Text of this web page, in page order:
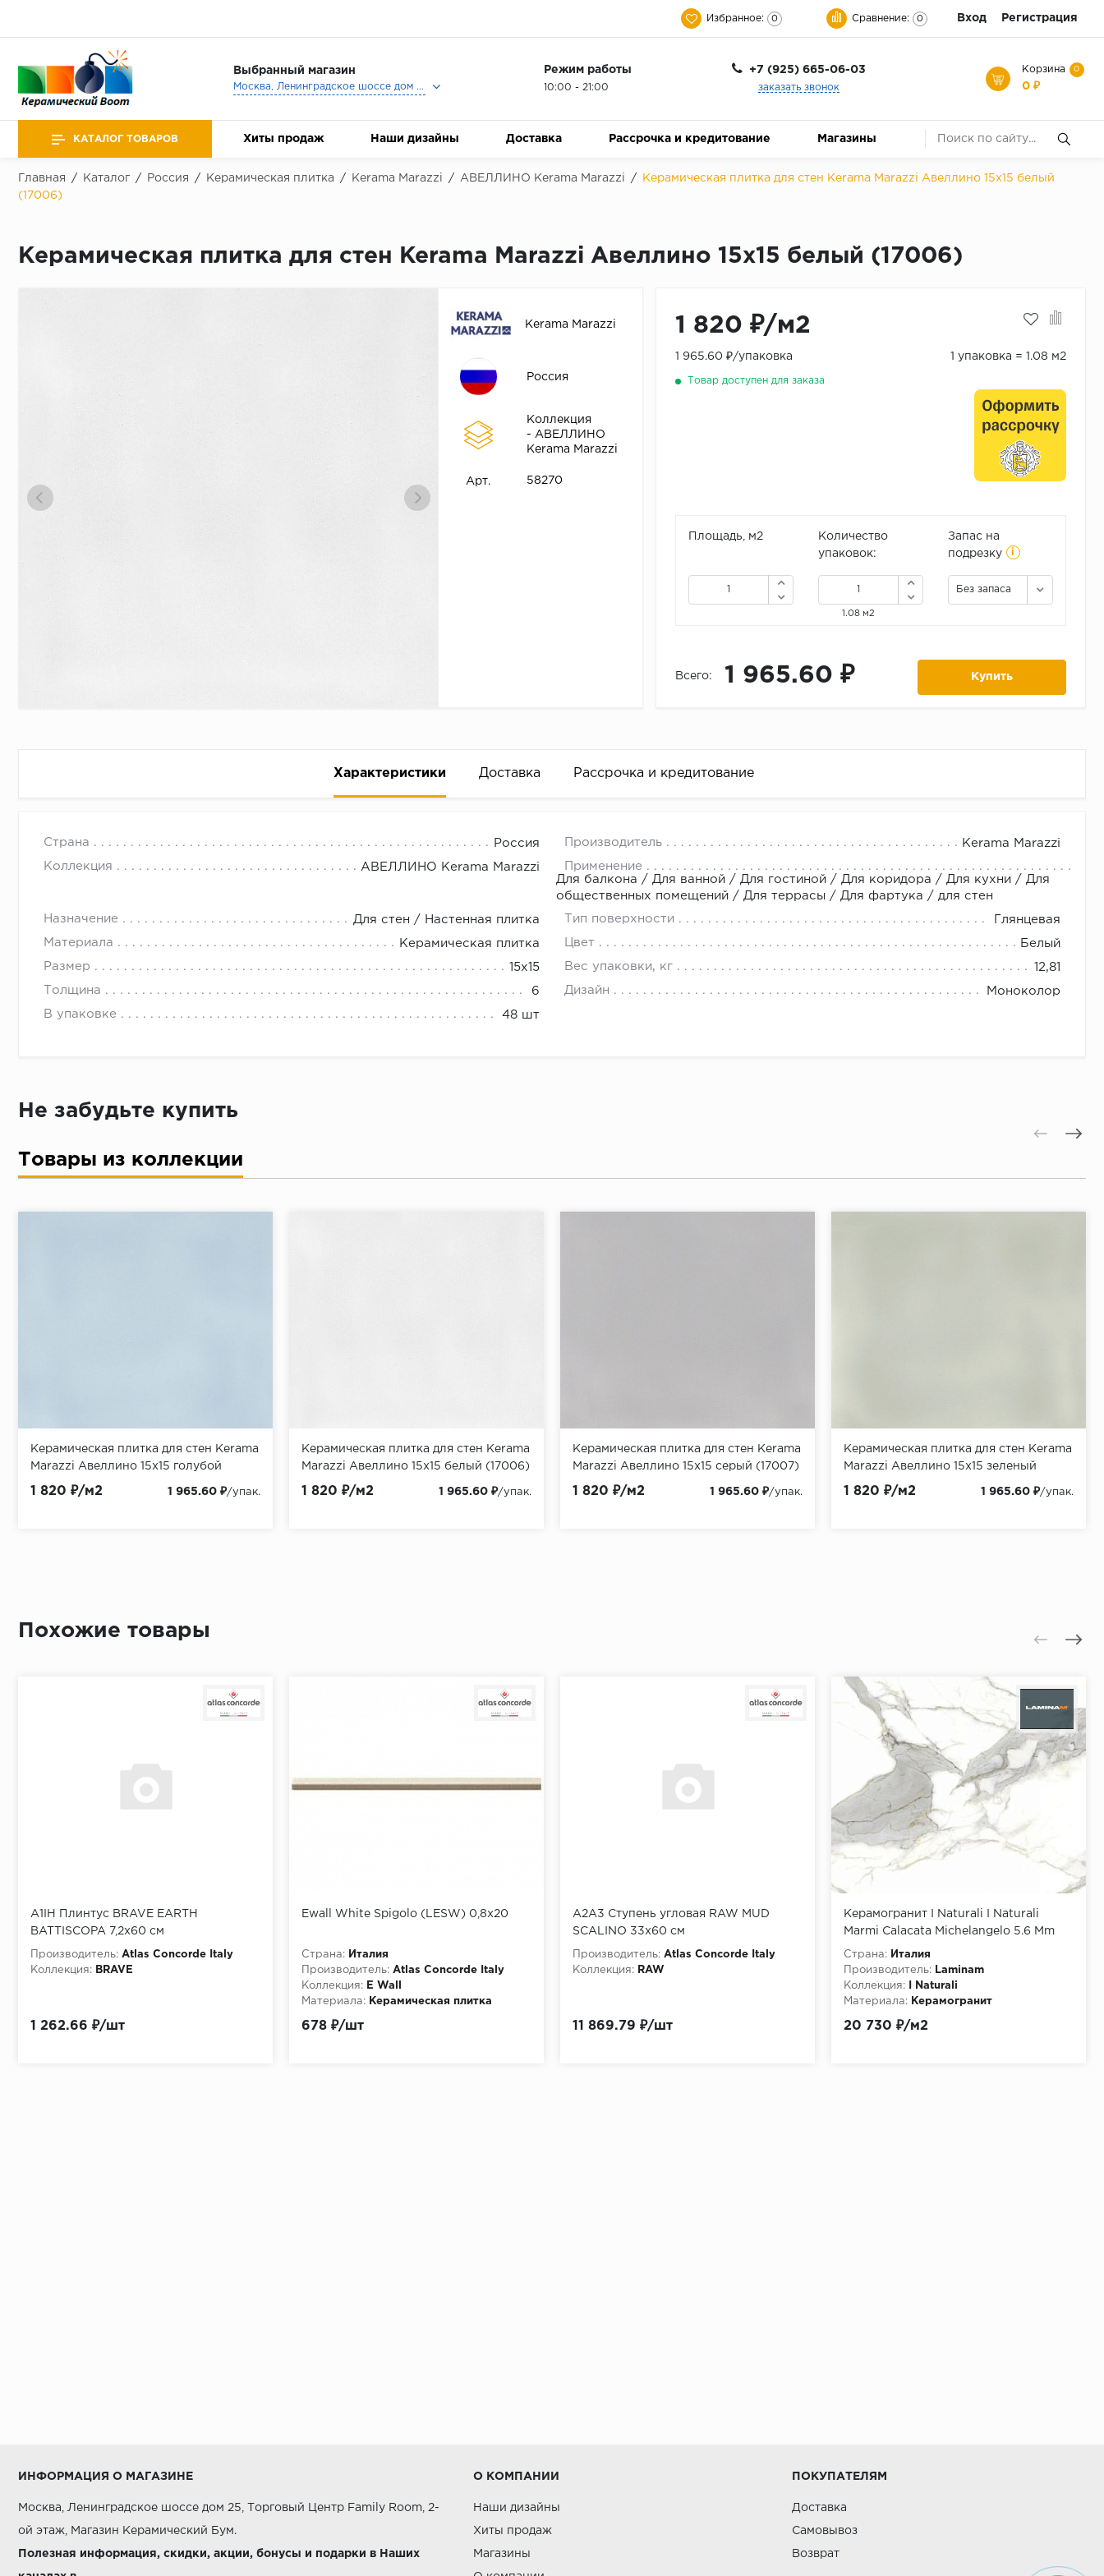
Избранное: 0 Сравнение: 0 Вход Регистрация
Выбранный магазин
Москва, Ленинградское шоссе дом 25, Торговый Центр Family Room, 2-ой этаж, Магазин Керамический Бум.
Режим работы
10:00 - 21:00
+7 (925) 665-06-03
заказать звонок
Корзина 0
0 ₽
КАТАЛОГ ТОВАРОВ Хиты продаж Наши дизайны Доставка Рассрочка и кредитование Магазины
Главная / Каталог / Россия / Керамическая плитка / Kerama Marazzi / АВЕЛЛИНО Kerama Marazzi /
Керамическая плитка для стен Kerama Marazzi Авеллино 15x15 белый
(17006)
Керамическая плитка для стен Kerama Marazzi Авеллино 15x15 белый (17006)
Kerama Marazzi
Россия
Коллекция
- АВЕЛЛИНО
Kerama Marazzi
Арт. 58270
1 820 ₽/м2
1 965.60 ₽/упаковка 1 упаковка = 1.08 м2
Товар доступен для заказа
Площадь, м2
Количество
упаковок:
1.08 м2
Запас на
подрезку
i
Без запаса
Всего: 1 965.60 ₽ Купить
Характеристики Доставка Рассрочка и кредитование
Страна Россия Производитель Kerama Marazzi
Коллекция АВЕЛЛИНО Kerama Marazzi
Применение
Для балкона / Для ванной / Для гостиной / Для коридора / Для кухни / Для
общественных помещений / Для террасы / Для фартука / для стен
Назначение Для стен / Настенная плитка Тип поверхности Глянцевая
Материала Керамическая плитка Цвет Белый
Размер 15x15 Вес упаковки, кг 12,81
Толщина 6 Дизайн Моноколор
В упаковке 48 шт
Не забудьте купить
Товары из коллекции
Керамическая плитка для стен Kerama
Marazzi Авеллино 15x15 голубой
(17004)
1 820 ₽/м2 1 965.60 ₽/упак.
Керамическая плитка для стен Kerama
Marazzi Авеллино 15x15 белый (17006)
1 820 ₽/м2 1 965.60 ₽/упак.
Керамическая плитка для стен Kerama
Marazzi Авеллино 15x15 серый (17007)
1 820 ₽/м2 1 965.60 ₽/упак.
Керамическая плитка для стен Kerama
Marazzi Авеллино 15x15 зеленый
(17009)
1 820 ₽/м2 1 965.60 ₽/упак.
Похожие товары
A1IH Плинтус BRAVE EARTH
BATTISCOPA 7,2x60 см
Производитель: Atlas Concorde Italy
Коллекция:
BRAVE
1 262.66 ₽/шт
Ewall White Spigolo (LESW) 0,8x20
Страна:
Италия
Производитель: Atlas Concorde Italy
Коллекция:
E Wall
Материала:
Керамическая плитка
678 ₽/шт
A2A3 Ступень угловая RAW MUD
SCALINO 33x60 см
Производитель: Atlas Concorde Italy
Коллекция:
RAW
11 869.79 ₽/шт
Керамогранит I Naturali I Naturali
Marmi Calacata Michelangelo 5.6 Mm
100x300
Страна:
Италия
Производитель:
Laminam
Коллекция:
I Naturali
Материала:
Керамогранит
20 730 ₽/м2
ИНФОРМАЦИЯ О МАГАЗИНЕ
Москва, Ленинградское шоссе дом 25, Торговый Центр Family Room, 2-
ой этаж, Магазин Керамический Бум.
Полезная информация, скидки, акции, бонусы и подарки в Наших
О КОМПАНИИ
Наши дизайны
Хиты продаж
Магазины
ПОКУПАТЕЛЯМ
Доставка
Самовывоз
Возврат